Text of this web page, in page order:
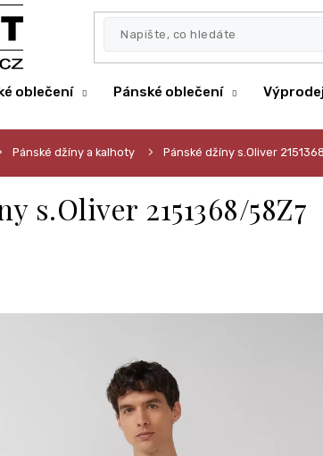
oblečení Pánské oblečení Výprodej
Pánské džíny a kalhoty Pánské džíny s.Oliver
s.Oliver 2151368/58Z7